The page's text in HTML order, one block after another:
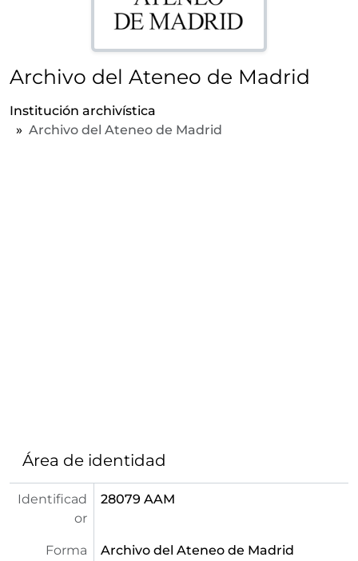
Archivo del Ateneo de Madrid
Institución archivística
Archivo del Ateneo de Madrid
Área de identidad
Identificad
or
28079 AAM
Forma
Archivo del Ateneo de Madrid